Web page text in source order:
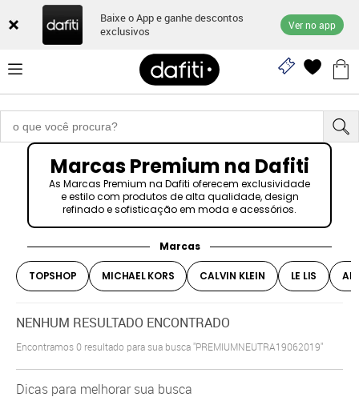
Baixe o App e ganhe descontos
exclusivos
Ver no app
Marcas Premium na Dafiti
As Marcas Premium na Dafiti oferecem exclusividade
e estilo com produtos de alta qualidade, design
refinado e sofisticação em moda e acessórios.
Marcas
TOPSHOP MICHAEL KORS CALVIN KLEIN LE LIS
NENHUM RESULTADO ENCONTRADO
Encontramos0 resultado para sua busca"PREMIUMNEUTRA19062019"
Dicas para melhorar sua busca